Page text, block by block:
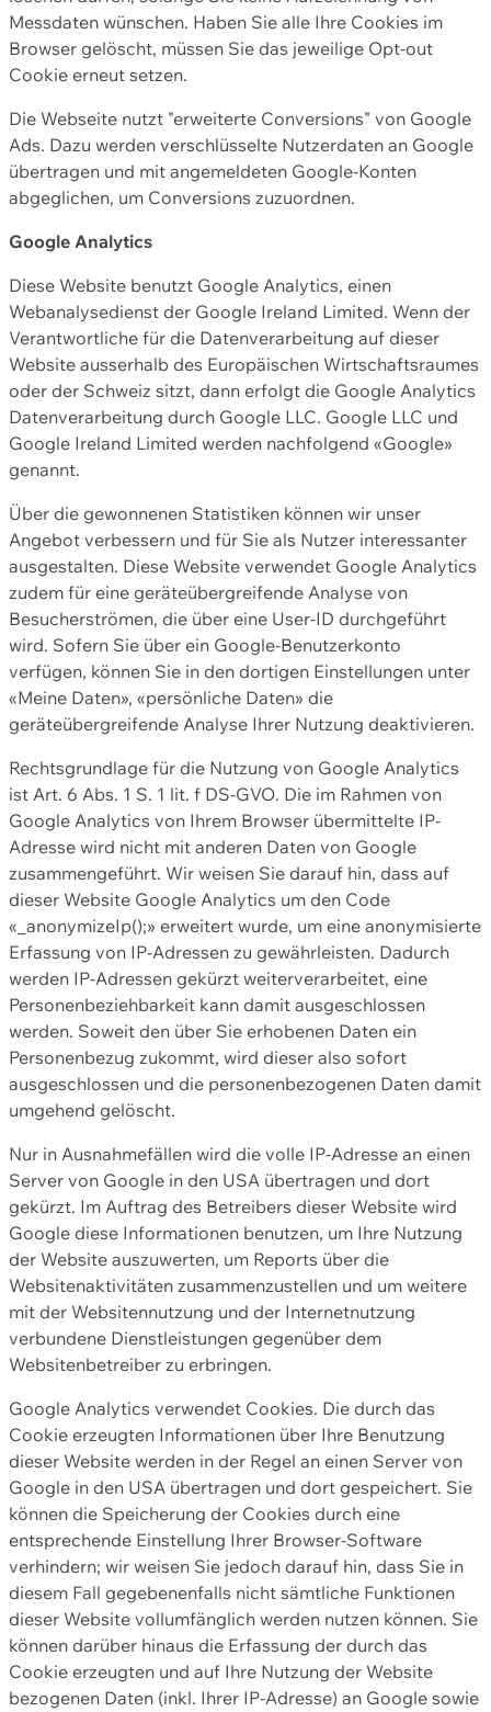
Messdaten wünschen. Haben Sie alle Ihre Cookies im
Browser gelöscht, müssen Sie das jeweilige Opt-out
Cookie erneut setzen.
Die Webseite nutzt "erweiterte Conversions" von Google
Ads. Dazu werden verschlüsselte Nutzerdaten an Google
übertragen und mit angemeldeten Google-Konten
abgeglichen, um Conversions zuzuordnen.
Google Analytics
Diese Website benutzt Google Analytics, einen
Webanalysedienst der Google Ireland Limited. Wenn der
Verantwortliche für die Datenverarbeitung auf dieser
Website ausserhalb des Europäischen Wirtschaftsraumes
oder der Schweiz sitzt, dann erfolgt die Google Analytics
Datenverarbeitung durch Google LLC. Google LLC und
Google Ireland Limited werden nachfolgend «Google»
genannt.
Über die gewonnenen Statistiken können wir unser
Angebot verbessern und für Sie als Nutzer interessanter
ausgestalten. Diese Website verwendet Google Analytics
zudem für eine geräteübergreifende Analyse von
Besucherströmen, die über eine User-ID durchgeführt
wird. Sofern Sie über ein Google-Benutzerkonto
verfügen, können Sie in den dortigen Einstellungen unter
«Meine Daten», «persönliche Daten» die
geräteübergreifende Analyse Ihrer Nutzung deaktivieren.
Rechtsgrundlage für die Nutzung von Google Analytics
ist Art. 6 Abs. 1 S. 1 lit. f DS-GVO. Die im Rahmen von
Google Analytics von Ihrem Browser übermittelte IP-
Adresse wird nicht mit anderen Daten von Google
zusammengeführt. Wir weisen Sie darauf hin, dass auf
dieser Website Google Analytics um den Code
«_anonymizeIp();» erweitert wurde, um eine anonymisierte
Erfassung von IP-Adressen zu gewährleisten. Dadurch
werden IP-Adressen gekürzt weiterverarbeitet, eine
Personenbeziehbarkeit kann damit ausgeschlossen
werden. Soweit den über Sie erhobenen Daten ein
Personenbezug zukommt, wird dieser also sofort
ausgeschlossen und die personenbezogenen Daten damit
umgehend gelöscht.
Nur in Ausnahmefällen wird die volle IP-Adresse an einen
Server von Google in den USA übertragen und dort
gekürzt. Im Auftrag des Betreibers dieser Website wird
Google diese Informationen benutzen, um Ihre Nutzung
der Website auszuwerten, um Reports über die
Websitenaktivitäten zusammenzustellen und um weitere
mit der Websitennutzung und der Internetnutzung
verbundene Dienstleistungen gegenüber dem
Websitenbetreiber zu erbringen.
Google Analytics verwendet Cookies. Die durch das
Cookie erzeugten Informationen über Ihre Benutzung
dieser Website werden in der Regel an einen Server von
Google in den USA übertragen und dort gespeichert. Sie
können die Speicherung der Cookies durch eine
entsprechende Einstellung Ihrer Browser-Software
verhindern; wir weisen Sie jedoch darauf hin, dass Sie in
diesem Fall gegebenenfalls nicht sämtliche Funktionen
dieser Website vollumfänglich werden nutzen können. Sie
können darüber hinaus die Erfassung der durch das
Cookie erzeugten und auf Ihre Nutzung der Website
bezogenen Daten (inkl. Ihrer IP-Adresse) an Google sowie